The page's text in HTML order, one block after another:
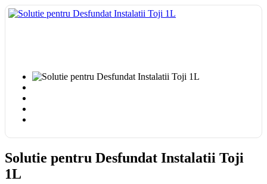
Solutie pentru Desfundat Instalatii Toji
1L